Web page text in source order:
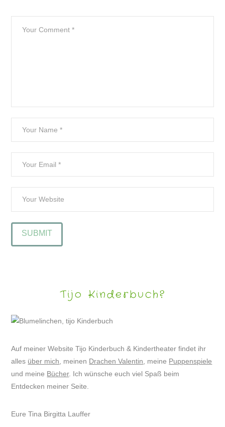
Tijo Kinderbuch?
Auf meiner Website Tijo Kinderbuch & Kindertheater findet ihr
alles über mich , meinen Drachen Valentin , meine Puppenspiele
und meine Bücher. Ich wünsche euch viel Spaß beim
Entdecken meiner Seite.
Eure Tina Birgitta Lauffer